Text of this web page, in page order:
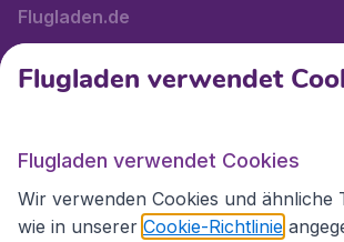
Flugladen.de
Internationale Webseiten
Folgen Sie uns:
Flugladen verwendet
Flugladen verwendet Cookies
Wir verwenden Cookies und ähnliche
wie in unserer Cookie-Richtlinie